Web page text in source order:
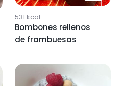
531 kcal
Bombones rellenos
de frambuesas